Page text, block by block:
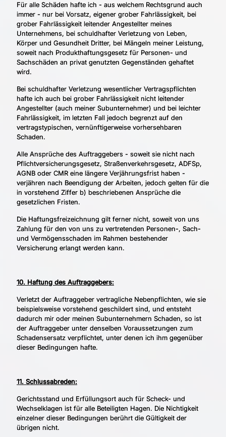
Für alle Schäden hafte ich - aus welchem Rechtsgrund auch
immer - nur bei Vorsatz, eigener grober Fahrlässigkeit, bei
grober Fahrlässigkeit leitender Angestellter meines
Unternehmens, bei schuldhafter Verletzung von Leben,
Körper und Gesundheit Dritter, bei Mängeln meiner Leistung,
soweit nach Produkthaftungsgesetz für Personen- und
Sachschäden an privat genutzten Gegenständen gehaftet
wird.
Bei schuldhafter Verletzung wesentlicher Vertragspflichten
hafte ich auch bei grober Fahrlässigkeit nicht leitender
Angestellter (auch meiner Subunternehmer) und bei leichter
Fahrlässigkeit, im letzten Fall jedoch begrenzt auf den
vertragstypischen, vernünftigerweise vorhersehbaren
Schaden.
Alle Ansprüche des Auftraggebers - soweit sie nicht nach
Pflichtversicherungsgesetz, Straßenverkehrsgesetz, ADFSp,
AGNB oder CMR eine längere Verjährungsfrist haben -
verjähren nach Beendigung der Arbeiten, jedoch gelten für die
in vorstehend Ziffer b) beschriebenen Ansprüche die
gesetzlichen Fristen.
Die Haftungsfreizeichnung gilt ferner nicht, soweit von uns
Zahlung für den von uns zu vertretenden Personen-, Sach-
und Vermögensschaden im Rahmen bestehender
Versicherung erlangt werden kann.
10. Haftung des Auftraggebers:
Verletzt der Auftraggeber vertragliche Nebenpflichten, wie sie
beispielsweise vorstehend geschildert sind, und entsteht
dadurch mir oder meinen Subunternehmern Schaden, so ist
der Auftraggeber unter denselben Voraussetzungen zum
Schadensersatz verpflichtet, unter denen ich ihm gegenüber
dieser Bedingungen hafte.
11. Schlussabreden:
Gerichtsstand und Erfüllungsort auch für Scheck- und
Wechselklagen ist für alle Beteiligten Hagen. Die Nichtigkeit
einzelner dieser Bedingungen berührt die Gültigkeit der
übrigen nicht.